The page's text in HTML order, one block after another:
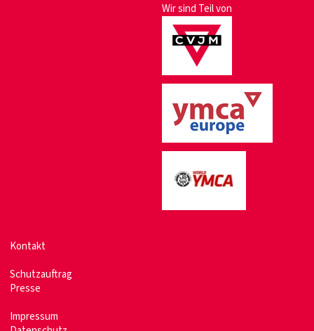
Wir sind Teil von
Kontakt
Schutzauftrag
Presse
Impressum